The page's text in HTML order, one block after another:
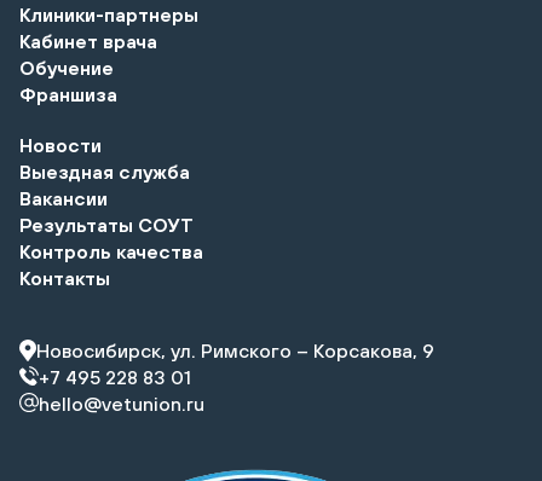
Клиники-партнеры
Кабинет врача
Обучение
Франшиза
Новости
Выездная служба
Вакансии
Результаты СОУТ
Контроль качества
Контакты
Новосибирск, ул. Римского – Корсакова, 9
+7 495 228 83 01
hello@vetunion.ru